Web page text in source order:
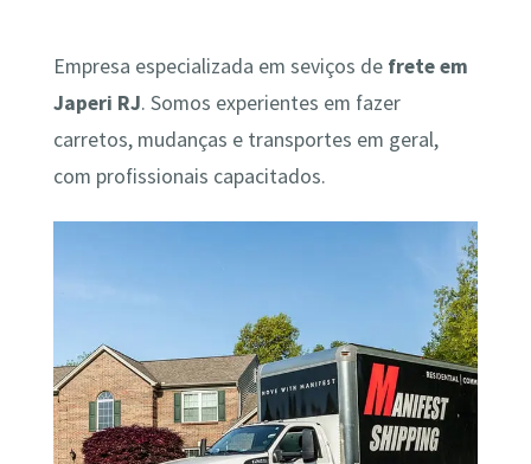
Empresa especializada em seviços de frete em
Japeri RJ. Somos experientes em fazer
carretos, mudanças e transportes em geral,
com profissionais capacitados.